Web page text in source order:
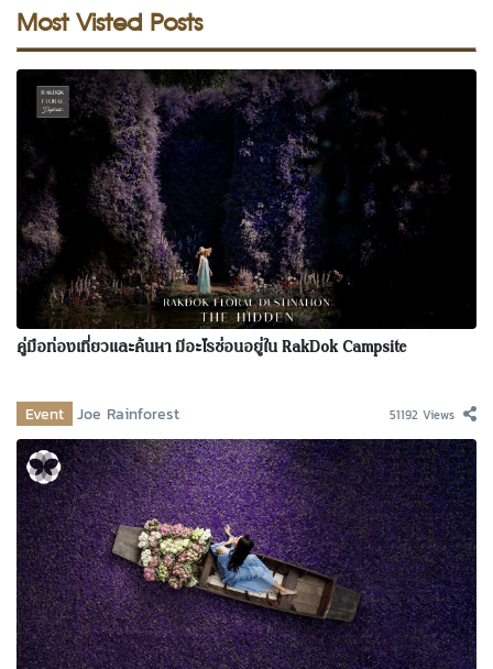
Most Visted Posts
คู่มือท่องเที่ยวและค้นหา มีอะไรซ่อนอยู่ใน RakDok Campsite
Event Joe Rainforest 51192 Views